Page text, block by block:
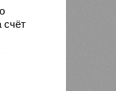
счёт
к